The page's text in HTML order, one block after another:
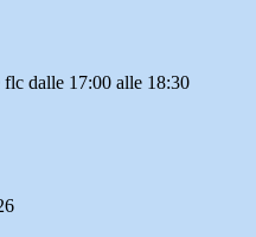
flc dalle 17:00 alle 18:30